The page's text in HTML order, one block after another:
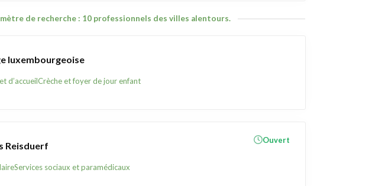
de recherche : 10 professionnels des villes alentours.
luxembourgeoise
d’accueilCrèche et foyer de jour enfant
Reisduerf
Services sociaux et paramédicaux
Ouvert